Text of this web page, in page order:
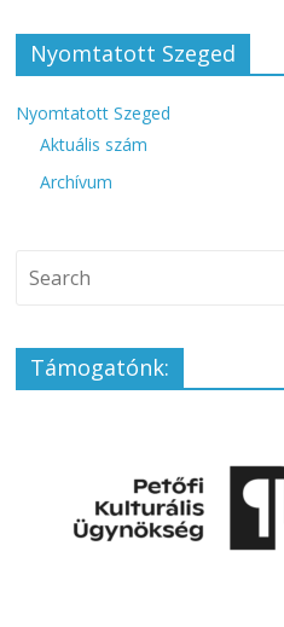
Nyomtatott Szeged
Nyomtatott Szeged
Aktuális szám
Archívum
Támogatónk: